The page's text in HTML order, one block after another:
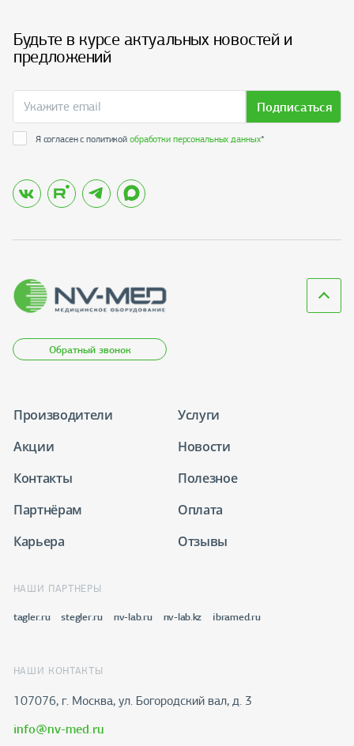
Будьте в курсе актуальных новостей и
предложений
Подписаться
Я согласен с политикойобработки персональных данных*
Обратный звонок
Производители
Услуги
Акции
Новости
Контакты
Полезное
Партнёрам
Оплата
Карьера
Отзывы
НАШИ ПАРТНЕРЫ
tagler.ru stegler.ru nv-lab.ru nv-lab.kz ibramed.ru
НАШИ КОНТАКТЫ
107076, г. Москва, ул. Богородский вал, д. 3
info@nv-med.ru